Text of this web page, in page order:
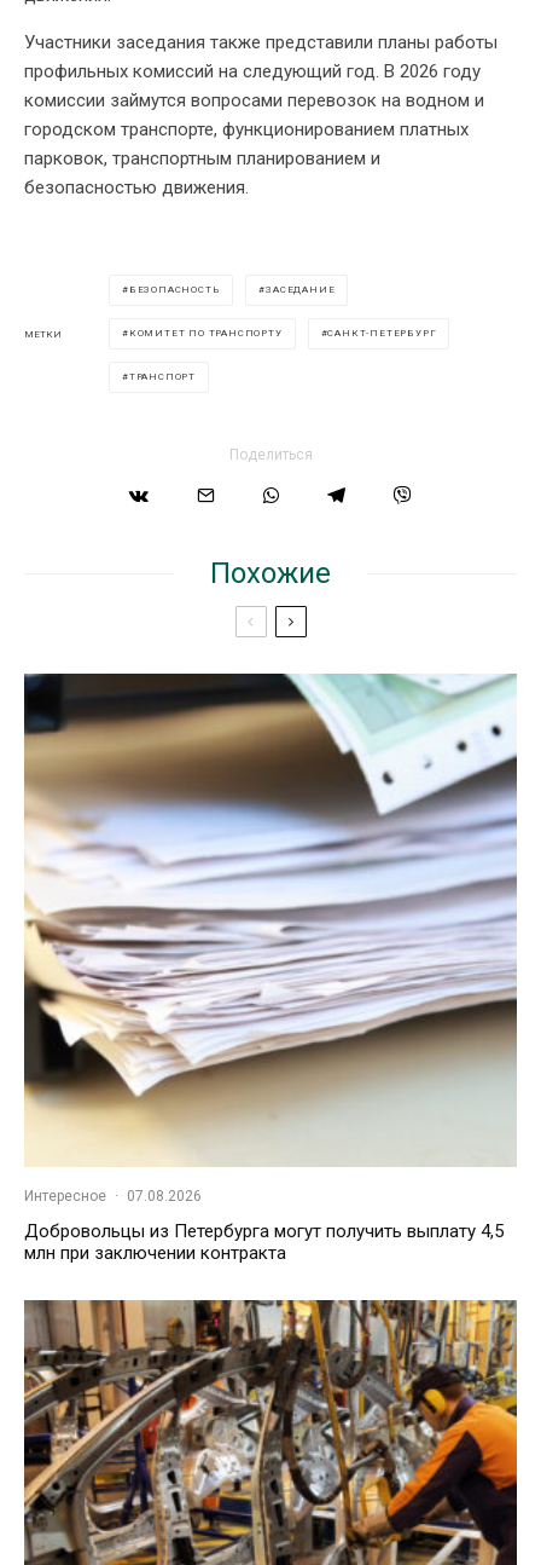
Участники заседания также представили планы работы
профильных комиссий на следующий год. В 2026 году
комиссии займутся вопросами перевозок на водном и
городском транспорте, функционированием платных
парковок, транспортным планированием и
безопасностью движения.
МЕТКИ
БЕЗОПАСНОСТЬ ЗАСЕДАНИЕ
КОМИТЕТ ПО ТРАНСПОРТУ САНКТ-ПЕТЕРБУРГ
ТРАНСПОРТ
Поделиться
Похожие
Интересное · 07.08.2026
Добровольцы из Петербурга могут получить выплату 4,5
млн при заключении контракта